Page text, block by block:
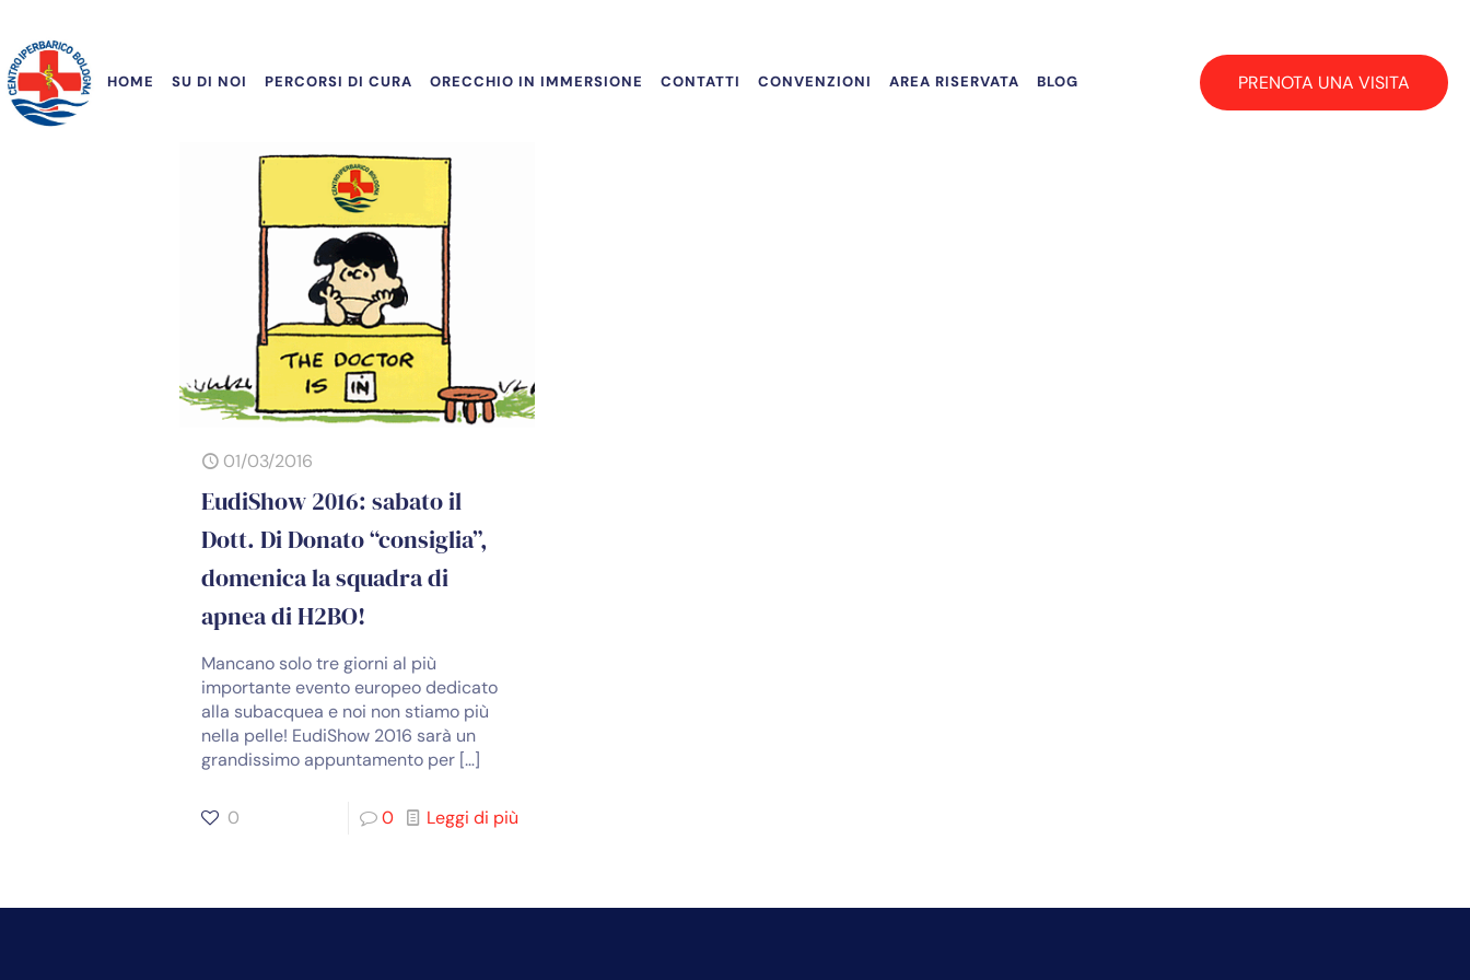
HOME SU DI NOI PERCORSI DI CURA ORECCHIO IN IMMERSIONE CONTATTI CONVENZIONI AREA RISERVATA BLOG PRENOTA UNA VISITA
01/03/2016
EudiShow 2016: sabato il
Dott. Di Donato “consiglia”,
domenica la squadra di
apnea di H2BO!
Mancano solo tre giorni al più
importante evento europeo dedicato
alla subacquea e noi non stiamo più
nella pelle! EudiShow 2016 sarà un
grandissimo appuntamento per […]
0 0 Leggi di più